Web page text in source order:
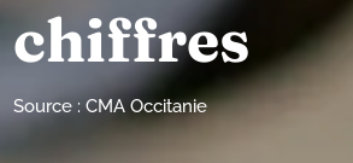
chiffres
Source : CMA Occitanie